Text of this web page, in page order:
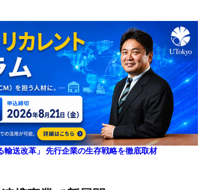
輸送改革」 先行企業の生存戦略を徹底取材